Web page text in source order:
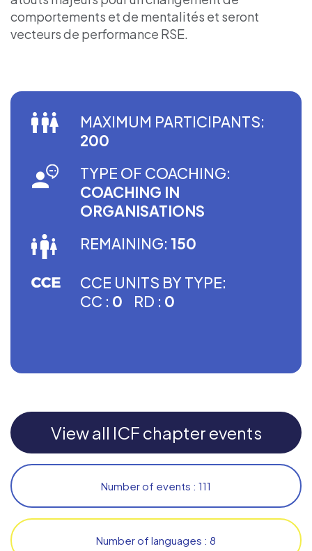
comportements et de mentalités et seront
vecteurs de performance RSE.
MAXIMUM PARTICIPANTS:
200
TYPE OF COACHING:
COACHING IN
ORGANISATIONS
REMAINING: 150
CCE UNITS BY TYPE:
CC : 0 RD : 0
View all ICF chapter events
Number of events : 111
Number of languages : 8